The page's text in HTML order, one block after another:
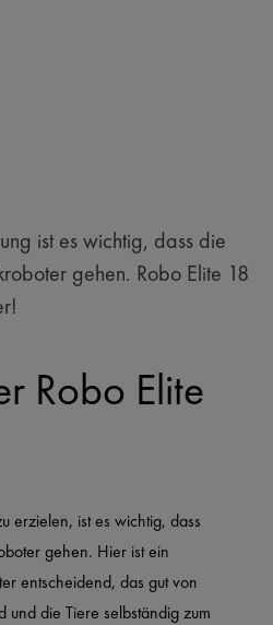
ist es wichtig, dass die
gehen. Robo Elite 18
Robo Elite
erzielen, ist es wichtig, dass
gehen. Hier ist ein
entscheidend, das gut von
die Tiere selbständig zum